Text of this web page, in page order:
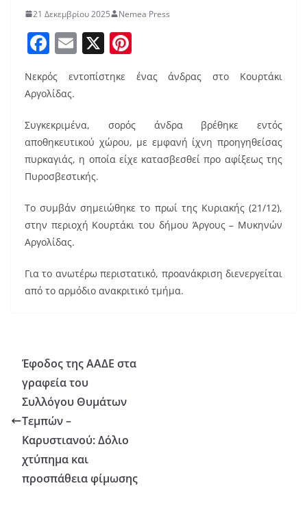
21 Δεκεμβρίου 2025 Nemea Press
F
a
c
b
o
o
k
E
m
ai
X
nt
er
st
Νεκρός εντοπίστηκε ένας άνδρας στο Κουρτάκι
Αργολίδας.
Συγκεκριμένα, σορός άνδρα βρέθηκε εντός
αποθηκευτικού χώρου, με εμφανή ίχνη προηγηθείσας
πυρκαγιάς, η οποία είχε κατασβεσθεί προ αφίξεως της
Πυροσβεστικής.
Το συμβάν σημειώθηκε το πρωί της Κυριακής (21/12),
στην περιοχή Κουρτάκι του δήμου Άργους – Μυκηνών
Αργολίδας.
Για το ανωτέρω περιστατικό, προανάκριση διενεργείται
από το αρμόδιο ανακριτικό τμήμα.
Έφοδος της ΑΑΔΕ στα
γραφεία του
Συλλόγου Θυμάτων
Τεμπών –
Καρυστιανού: Δόλιο
χτύπημα και
προσπάθεια φίμωσης